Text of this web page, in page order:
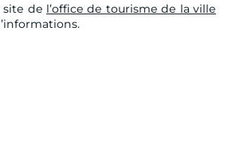
site de l’office de tourisme de la ville